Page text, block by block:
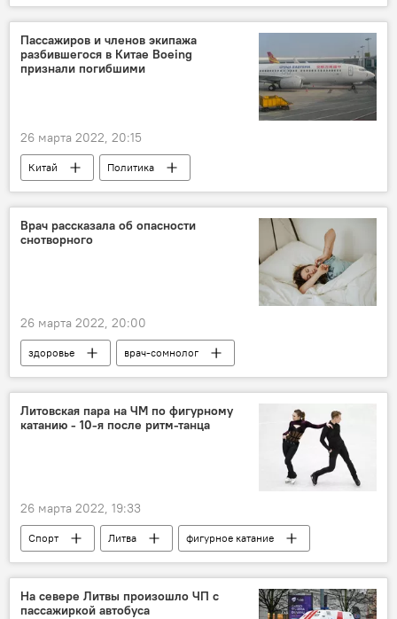
Вильнюс
автомобиль
Пассажиров и членов экипажа
разбившегося в Китае Boeing
признали погибшими
26 марта 2022, 20:15
Китай
Политика
политические отношения
Врач рассказала об опасности
снотворного
26 марта 2022, 20:00
здоровье
врач-сомнолог
Общество
сон
Литовская пара на ЧМ по фигурному
катанию - 10-я после ритм-танца
26 марта 2022, 19:33
Спорт Литва фигурное катание
На севере Литвы произошло ЧП с
пассажиркой автобуса